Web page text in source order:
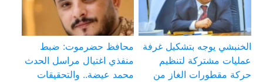
الخنبشي يوجه بتشكيل غرفة
عمليات مشتركة لتنظيم
حركة مقطورات الغاز من
محافظ حضرموت: ضبط
منفذي اغتيال مراسل الحدث
محمد عيضة.. والتحقيقات